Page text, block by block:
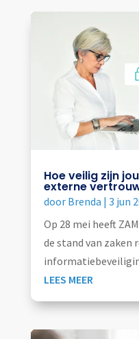
Hoe veilig zijn
externe
door Brenda | 3 jun
Op 28 mei heeft
de stand van zaken
LEES MEER